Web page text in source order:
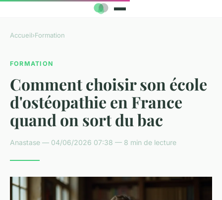
Accueil›Formation
FORMATION
Comment choisir son école
d'ostéopathie en France
quand on sort du bac
Anastase — 04/06/2026 07:38 — 8 min de lecture